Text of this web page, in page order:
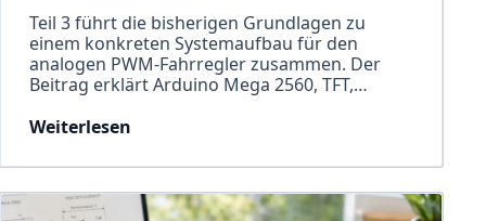
Teil 3 führt die bisherigen Grundlagen zu
einem konkreten Systemaufbau für den
analogen PWM-Fahrregler zusammen. Der
Beitrag erklärt Arduino Mega 2560, TFT,…
Weiterlesen